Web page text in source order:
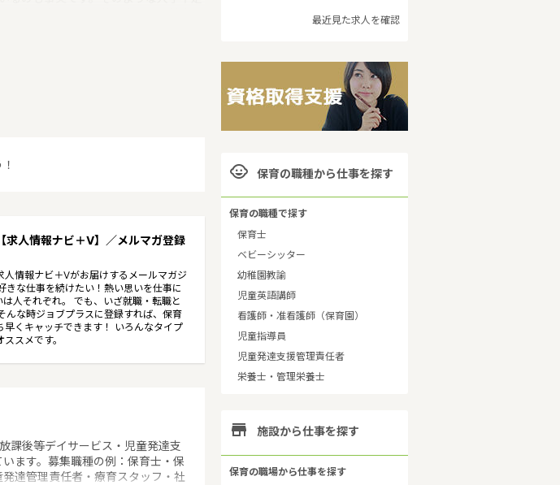
求人情報ナビ＋V】／メルマガ登録
情報ナビ＋Vがお届けするメールマガジ
きな仕事を続けたい！熱い思いを仕事に
人それぞれ。 でも、いざ就職・転職と
んな時ジョブプラスに登録すれば、保育
くキャッチできます！ いろんなタイプ
スメです。
課後等デイサービス・児童発達支
ます。募集職種の例：保育士・保
達管理責任者・療育スタッフ・社
最近見た求人を確認
 保育の職種から仕事を探す
保育の職種で探す
保育士
ベビーシッター
幼稚園教諭
児童英語講師
看護師・准看護師（保育園）
児童指導員
児童発達支援管理責任者
栄養士・管理栄養士
 施設から仕事を探す
保育の職場から仕事を探す